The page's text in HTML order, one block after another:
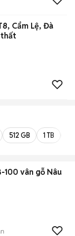
Cẩm Lệ, Đà
thất
512 GB 1 TB
100 vân gỗ Nâu